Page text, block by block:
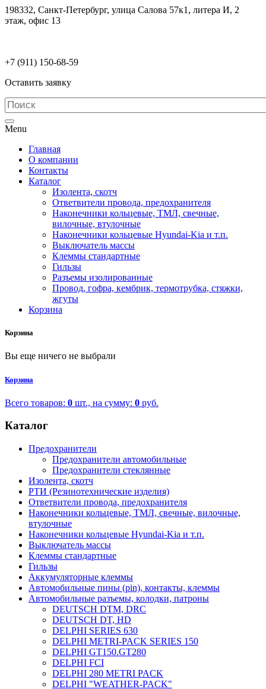
198332, Санкт-Петербург, улица Салова 57к1, литера И, 2
этаж, офис 13
+7 (911) 150-68-59
Оставить заявку
Menu
Главная
О компании
Контакты
Каталог
Изолента, скотч
Ответвители провода, предохранителя
Наконечники кольцевые, ТМЛ, свечные,
вилочные, втулочные
Наконечники кольцевые Hyundai-Kia и т.п.
Выключатель массы
Клеммы стандартные
Гильзы
Разъемы изолированные
Провод, гофра, кембрик, термотрубка, стяжки,
жгуты
Корзина
Корзина
Вы еще ничего не выбрали
Корзина
Всего товаров: 0 шт., на сумму: 0 руб.
Каталог
Предохранители
Предохранители автомобильные
Предохранители стеклянные
Изолента, скотч
РТИ (Резинотехнические изделия)
Ответвители провода, предохранителя
Наконечники кольцевые, ТМЛ, свечные, вилочные,
втулочные
Наконечники кольцевые Hyundai-Kia и т.п.
Выключатель массы
Клеммы стандартные
Гильзы
Аккумуляторные клеммы
Автомобильные пины (pin), контакты, клеммы
Автомобильные разъемы, колодки, патроны
DEUTSCH DTM, DRC
DEUTSCH DT, HD
DELPHI SERIES 630
DELPHI METRI-PACK SERIES 150
DELPHI GT150.GT280
DELPHI FCI
DELPHI 280 METRI PACK
DELPHI "WEATHER-PACK"